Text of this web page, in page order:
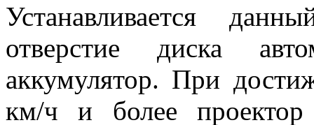
Устанавливается
отверстие диска
аккумулятор. При
км/ч и более проектор